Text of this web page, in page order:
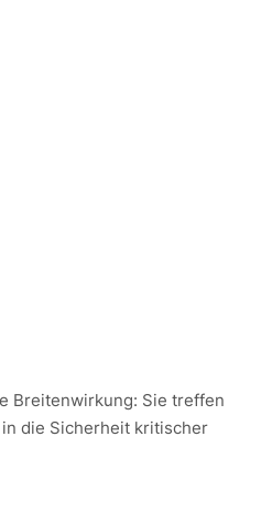
Breitenwirkung: Sie treffen
die Sicherheit kritischer